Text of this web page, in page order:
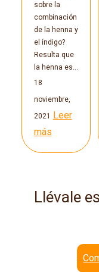
sobre la
combinación
de la henna y
el índigo?
Resulta que
la henna es…
18
noviembre,
2021
Leer
más
Llévale